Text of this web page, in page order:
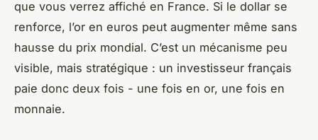
que vous verrez affiché en France. Si le dollar se
renforce, l’or en euros peut augmenter même sans
hausse du prix mondial. C’est un mécanisme peu
visible, mais stratégique : un investisseur français
paie donc deux fois - une fois en or, une fois en
monnaie.